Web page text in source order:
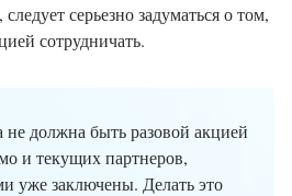
серьезно задуматься о том,
сотрудничать.
не должна быть разовой акцией
и текущих партнеров,
уже заключены. Делать это